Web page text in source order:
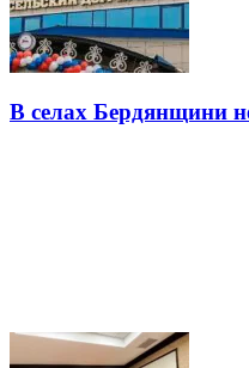
В селах Бердянщини